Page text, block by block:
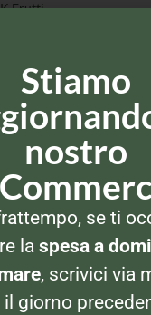
K Frutti
Nice
Misura
Stiamo
nostro
se ti
la spesa a
, scrivici via
il giorno